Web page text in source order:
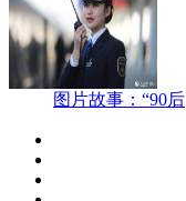
图片故事：“90后